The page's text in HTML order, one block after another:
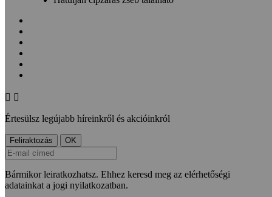
 
Értesülsz legújabb híreinkről és akcióinkról
Bármikor leiratkozhatsz. Ehhez keresd meg az elérhetőségi
adatainkat a jogi nyilatkozatban.